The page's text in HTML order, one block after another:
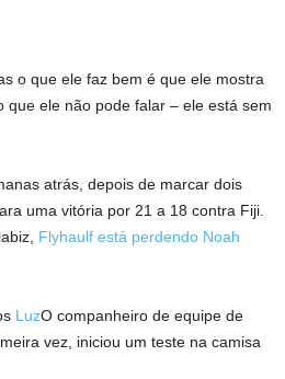
o que ele faz bem é que ele mostra
que ele não pode falar – ele está sem
atrás, depois de marcar dois
uma vitória por 21 a 18 contra Fiji.
Flyhaulf está perdendo Noah
LuzO companheiro de equipe de
vez, iniciou um teste na camisa